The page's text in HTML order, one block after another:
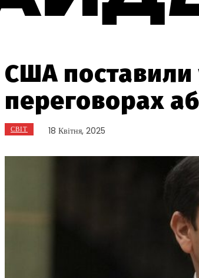
США поставили
переговорах
СВІТ 18 Квітня, 2025